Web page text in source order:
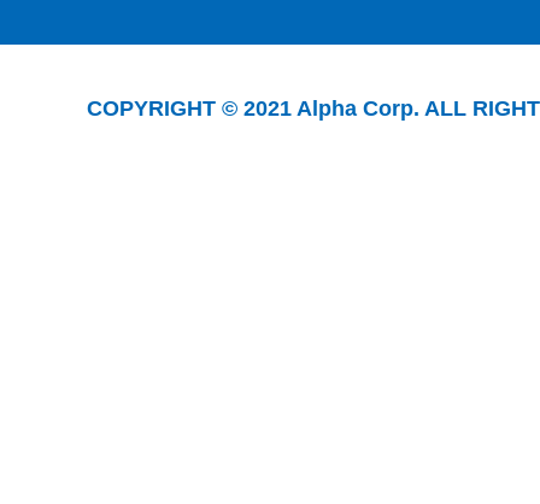
COPYRIGHT © 2021 Alpha Corp. ALL